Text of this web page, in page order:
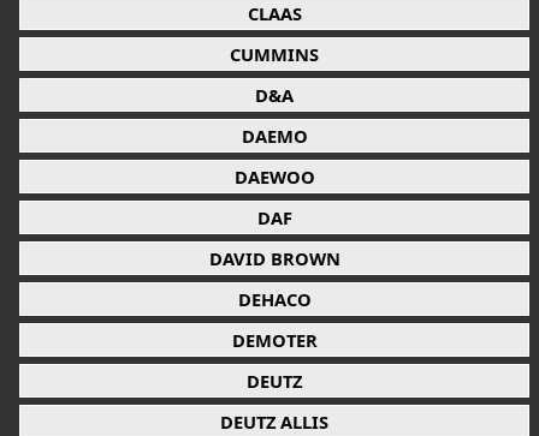
CLAAS
CUMMINS
D&A
DAEMO
DAEWOO
DAF
DAVID BROWN
DEHACO
DEMOTER
DEUTZ
DEUTZ ALLIS